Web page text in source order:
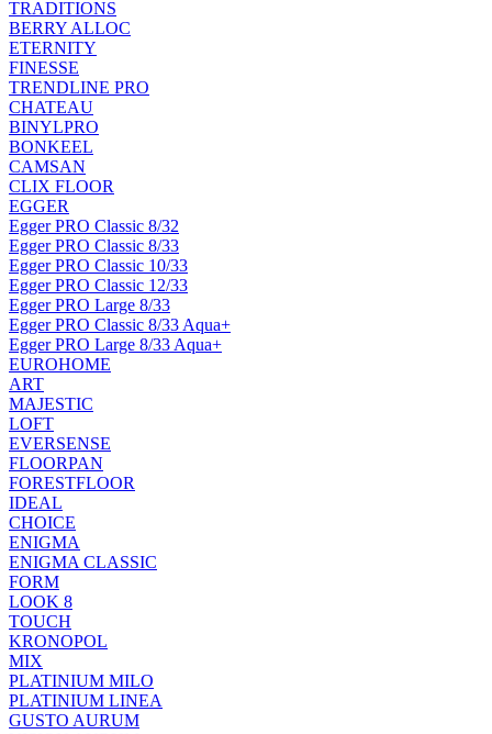
TRADITIONS
BERRY ALLOC
ETERNITY
FINESSE
TRENDLINE PRO
CHATEAU
BINYLPRO
BONKEEL
CAMSAN
CLIX FLOOR
EGGER
Egger PRO Classic 8/32
Egger PRO Classic 8/33
Egger PRO Classic 10/33
Egger PRO Classic 12/33
Egger PRO Large 8/33
Egger PRO Classic 8/33 Aqua+
Egger PRO Large 8/33 Aqua+
EUROHOME
ART
MAJESTIC
LOFT
EVERSENSE
FLOORPAN
FORESTFLOOR
IDEAL
CHOICE
ENIGMA
ENIGMA CLASSIC
FORM
LOOK 8
TOUCH
KRONOPOL
MIX
PLATINIUM MILO
PLATINIUM LINEA
GUSTO AURUM